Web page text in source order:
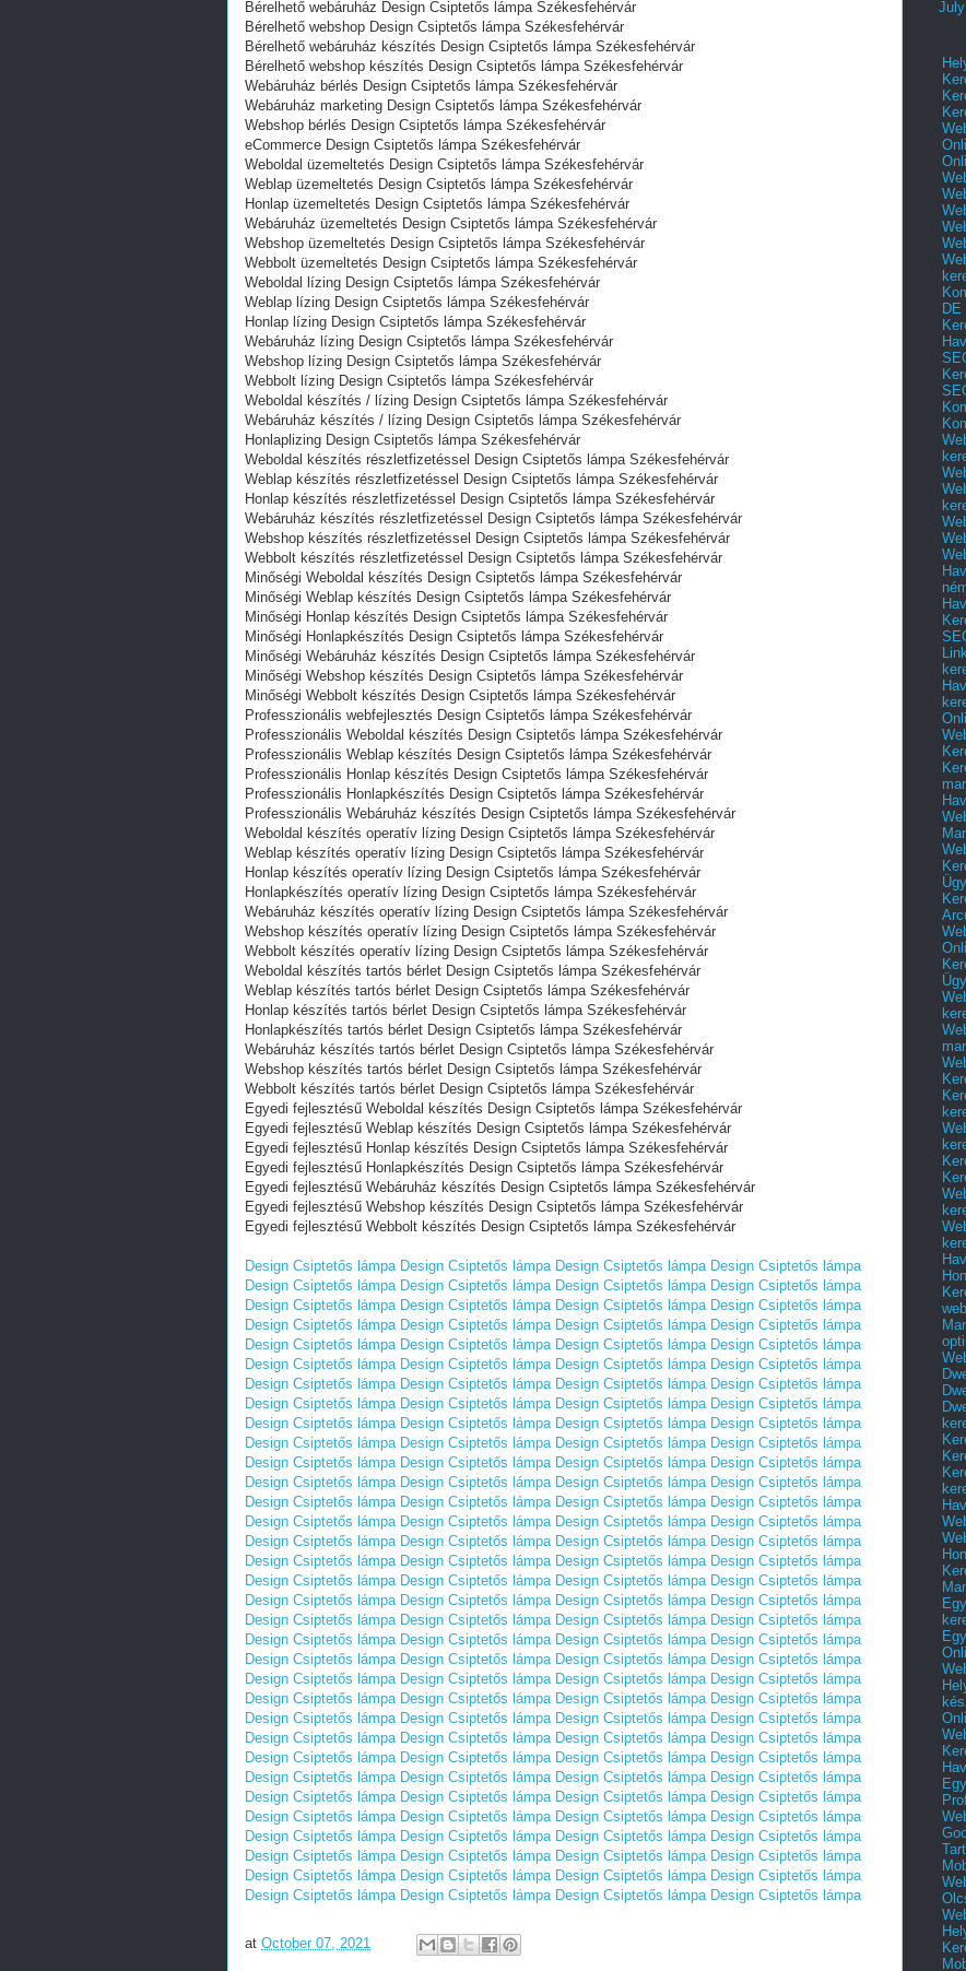
Bérelhető webáruház Design Csiptetős lámpa Székesfehérvár
Bérelhető webshop Design Csiptetős lámpa Székesfehérvár
Bérelhető webáruház készítés Design Csiptetős lámpa Székesfehérvár
Bérelhető webshop készítés Design Csiptetős lámpa Székesfehérvár
Webáruház bérlés Design Csiptetős lámpa Székesfehérvár
Webáruház marketing Design Csiptetős lámpa Székesfehérvár
Webshop bérlés Design Csiptetős lámpa Székesfehérvár
eCommerce Design Csiptetős lámpa Székesfehérvár
Weboldal üzemeltetés Design Csiptetős lámpa Székesfehérvár
Weblap üzemeltetés Design Csiptetős lámpa Székesfehérvár
Honlap üzemeltetés Design Csiptetős lámpa Székesfehérvár
Webáruház üzemeltetés Design Csiptetős lámpa Székesfehérvár
Webshop üzemeltetés Design Csiptetős lámpa Székesfehérvár
Webbolt üzemeltetés Design Csiptetős lámpa Székesfehérvár
Weboldal lízing Design Csiptetős lámpa Székesfehérvár
Weblap lízing Design Csiptetős lámpa Székesfehérvár
Honlap lízing Design Csiptetős lámpa Székesfehérvár
Webáruház lízing Design Csiptetős lámpa Székesfehérvár
Webshop lízing Design Csiptetős lámpa Székesfehérvár
Webbolt lízing Design Csiptetős lámpa Székesfehérvár
Weboldal készítés / lízing Design Csiptetős lámpa Székesfehérvár
Webáruház készítés / lízing Design Csiptetős lámpa Székesfehérvár
Honlaplizing Design Csiptetős lámpa Székesfehérvár
Weboldal készítés részletfizetéssel Design Csiptetős lámpa Székesfehérvár
Weblap készítés részletfizetéssel Design Csiptetős lámpa Székesfehérvár
Honlap készítés részletfizetéssel Design Csiptetős lámpa Székesfehérvár
Webáruház készítés részletfizetéssel Design Csiptetős lámpa Székesfehérvár
Webshop készítés részletfizetéssel Design Csiptetős lámpa Székesfehérvár
Webbolt készítés részletfizetéssel Design Csiptetős lámpa Székesfehérvár
Minőségi Weboldal készítés Design Csiptetős lámpa Székesfehérvár
Minőségi Weblap készítés Design Csiptetős lámpa Székesfehérvár
Minőségi Honlap készítés Design Csiptetős lámpa Székesfehérvár
Minőségi Honlapkészítés Design Csiptetős lámpa Székesfehérvár
Minőségi Webáruház készítés Design Csiptetős lámpa Székesfehérvár
Minőségi Webshop készítés Design Csiptetős lámpa Székesfehérvár
Minőségi Webbolt készítés Design Csiptetős lámpa Székesfehérvár
Professzionális webfejlesztés Design Csiptetős lámpa Székesfehérvár
Professzionális Weboldal készítés Design Csiptetős lámpa Székesfehérvár
Professzionális Weblap készítés Design Csiptetős lámpa Székesfehérvár
Professzionális Honlap készítés Design Csiptetős lámpa Székesfehérvár
Professzionális Honlapkészítés Design Csiptetős lámpa Székesfehérvár
Professzionális Webáruház készítés Design Csiptetős lámpa Székesfehérvár
Weboldal készítés operatív lízing Design Csiptetős lámpa Székesfehérvár
Weblap készítés operatív lízing Design Csiptetős lámpa Székesfehérvár
Honlap készítés operatív lízing Design Csiptetős lámpa Székesfehérvár
Honlapkészítés operatív lízing Design Csiptetős lámpa Székesfehérvár
Webáruház készítés operatív lízing Design Csiptetős lámpa Székesfehérvár
Webshop készítés operatív lízing Design Csiptetős lámpa Székesfehérvár
Webbolt készítés operatív lízing Design Csiptetős lámpa Székesfehérvár
Weboldal készítés tartós bérlet Design Csiptetős lámpa Székesfehérvár
Weblap készítés tartós bérlet Design Csiptetős lámpa Székesfehérvár
Honlap készítés tartós bérlet Design Csiptetős lámpa Székesfehérvár
Honlapkészítés tartós bérlet Design Csiptetős lámpa Székesfehérvár
Webáruház készítés tartós bérlet Design Csiptetős lámpa Székesfehérvár
Webshop készítés tartós bérlet Design Csiptetős lámpa Székesfehérvár
Webbolt készítés tartós bérlet Design Csiptetős lámpa Székesfehérvár
Egyedi fejlesztésű Weboldal készítés Design Csiptetős lámpa Székesfehérvár
Egyedi fejlesztésű Weblap készítés Design Csiptetős lámpa Székesfehérvár
Egyedi fejlesztésű Honlap készítés Design Csiptetős lámpa Székesfehérvár
Egyedi fejlesztésű Honlapkészítés Design Csiptetős lámpa Székesfehérvár
Egyedi fejlesztésű Webáruház készítés Design Csiptetős lámpa Székesfehérvár
Egyedi fejlesztésű Webshop készítés Design Csiptetős lámpa Székesfehérvár
Egyedi fejlesztésű Webbolt készítés Design Csiptetős lámpa Székesfehérvár
Design Csiptetős lámpa Design Csiptetős lámpa Design Csiptetős lámpa Design Csiptetős lámpa
Design Csiptetős lámpa Design Csiptetős lámpa Design Csiptetős lámpa Design Csiptetős lámpa
Design Csiptetős lámpa Design Csiptetős lámpa Design Csiptetős lámpa Design Csiptetős lámpa
Design Csiptetős lámpa Design Csiptetős lámpa Design Csiptetős lámpa Design Csiptetős lámpa
Design Csiptetős lámpa Design Csiptetős lámpa Design Csiptetős lámpa Design Csiptetős lámpa
Design Csiptetős lámpa Design Csiptetős lámpa Design Csiptetős lámpa Design Csiptetős lámpa
Design Csiptetős lámpa Design Csiptetős lámpa Design Csiptetős lámpa Design Csiptetős lámpa
Design Csiptetős lámpa Design Csiptetős lámpa Design Csiptetős lámpa Design Csiptetős lámpa
Design Csiptetős lámpa Design Csiptetős lámpa Design Csiptetős lámpa Design Csiptetős lámpa
Design Csiptetős lámpa Design Csiptetős lámpa Design Csiptetős lámpa Design Csiptetős lámpa
Design Csiptetős lámpa Design Csiptetős lámpa Design Csiptetős lámpa Design Csiptetős lámpa
Design Csiptetős lámpa Design Csiptetős lámpa Design Csiptetős lámpa Design Csiptetős lámpa
Design Csiptetős lámpa Design Csiptetős lámpa Design Csiptetős lámpa Design Csiptetős lámpa
Design Csiptetős lámpa Design Csiptetős lámpa Design Csiptetős lámpa Design Csiptetős lámpa
Design Csiptetős lámpa Design Csiptetős lámpa Design Csiptetős lámpa Design Csiptetős lámpa
Design Csiptetős lámpa Design Csiptetős lámpa Design Csiptetős lámpa Design Csiptetős lámpa
Design Csiptetős lámpa Design Csiptetős lámpa Design Csiptetős lámpa Design Csiptetős lámpa
Design Csiptetős lámpa Design Csiptetős lámpa Design Csiptetős lámpa Design Csiptetős lámpa
Design Csiptetős lámpa Design Csiptetős lámpa Design Csiptetős lámpa Design Csiptetős lámpa
Design Csiptetős lámpa Design Csiptetős lámpa Design Csiptetős lámpa Design Csiptetős lámpa
Design Csiptetős lámpa Design Csiptetős lámpa Design Csiptetős lámpa Design Csiptetős lámpa
Design Csiptetős lámpa Design Csiptetős lámpa Design Csiptetős lámpa Design Csiptetős lámpa
Design Csiptetős lámpa Design Csiptetős lámpa Design Csiptetős lámpa Design Csiptetős lámpa
Design Csiptetős lámpa Design Csiptetős lámpa Design Csiptetős lámpa Design Csiptetős lámpa
Design Csiptetős lámpa Design Csiptetős lámpa Design Csiptetős lámpa Design Csiptetős lámpa
Design Csiptetős lámpa Design Csiptetős lámpa Design Csiptetős lámpa Design Csiptetős lámpa
Design Csiptetős lámpa Design Csiptetős lámpa Design Csiptetős lámpa Design Csiptetős lámpa
Design Csiptetős lámpa Design Csiptetős lámpa Design Csiptetős lámpa Design Csiptetős lámpa
Design Csiptetős lámpa Design Csiptetős lámpa Design Csiptetős lámpa Design Csiptetős lámpa
Design Csiptetős lámpa Design Csiptetős lámpa Design Csiptetős lámpa Design Csiptetős lámpa
Design Csiptetős lámpa Design Csiptetős lámpa Design Csiptetős lámpa Design Csiptetős lámpa
Design Csiptetős lámpa Design Csiptetős lámpa Design Csiptetős lámpa Design Csiptetős lámpa
Design Csiptetős lámpa Design Csiptetős lámpa Design Csiptetős lámpa Design Csiptetős lámpa
at October 07, 2021
DE